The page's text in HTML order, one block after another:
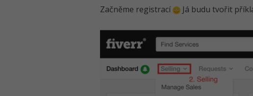
Začněme registrací Já budu tvořit